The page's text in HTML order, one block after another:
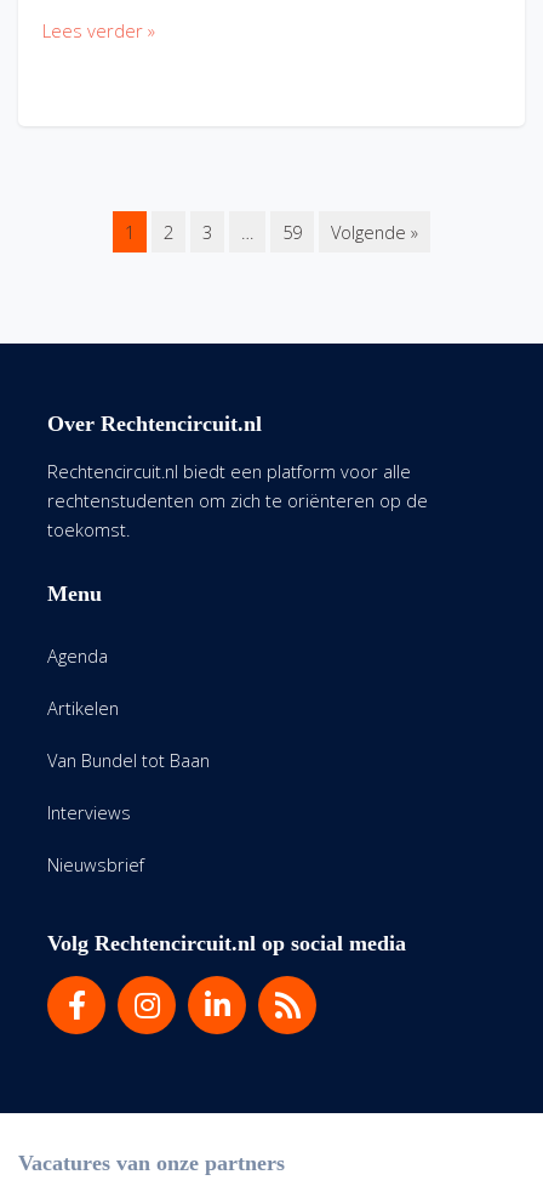
Lees verder »
1 2 3 … 59 Volgende »
Over Rechtencircuit.nl
Rechtencircuit.nl biedt een platform voor alle
rechtenstudenten om zich te oriënteren op de
toekomst.
Menu
Agenda
Artikelen
Van Bundel tot Baan
Interviews
Nieuwsbrief
Volg Rechtencircuit.nl op social media
Vacatures van onze partners